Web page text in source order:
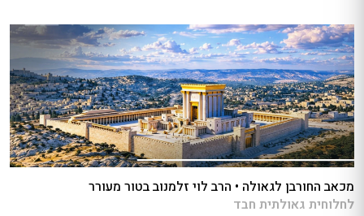
מכאב החורבן לגאולה • הרב לוי זלמנוב בטור מעורר
לחלוחית גאולתית חבד